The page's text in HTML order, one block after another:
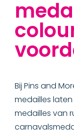
Bij Pins and
medailles
medailles van